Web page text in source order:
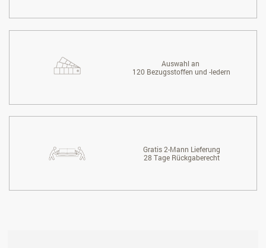
Auswahl an
120 Bezugsstoffen und -ledern
Gratis 2-Mann Lieferung
28 Tage Rückgaberecht